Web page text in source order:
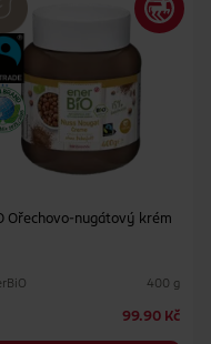
té nejvyšší kvality.
látky, lepek ani
tepelnou úpravu,
vlastnosti. Bombus
všem aktivním lidem,
a nadšencům
vhodné pro vegany,
správná svačina na
Ořechovo-nugátový krém
400 g
99.90 Kč